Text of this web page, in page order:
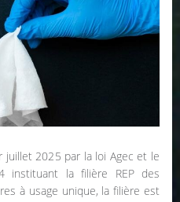
2025 par la loi Agec et le
instituant la filière REP des
à usage unique, la filière est